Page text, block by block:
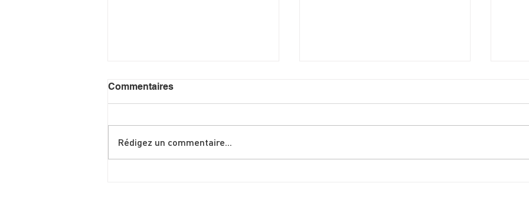
Commentaires
Rédigez un commentaire...